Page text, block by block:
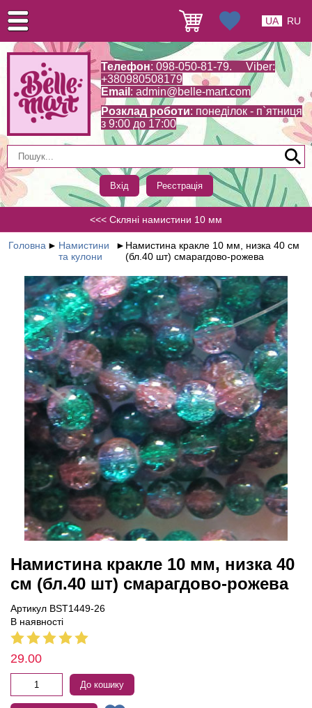
Телефон: 098-050-81-79. Viber:
+380980508179
Email : admin@belle-mart.com
Розклад роботи: понеділок - п`ятниця
з 9:00 до 17:00
Вхід Реєстрація
UA RU
<<< Скляні намистини 10 мм
Головна ► Намистини
та кулони
► Намистина кракле 10 мм, низка 40 см
(бл.40 шт) смарагдово-рожева
Намистина кракле 10 мм, низка 40
см (бл.40 шт) смарагдово-рожева
Артикул BST1449-26
В наявності
29.00
До кошику